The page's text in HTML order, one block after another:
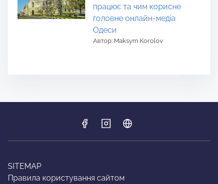
працює та чим корисне
головне онлайн-медіа
Одеси
Автор: Maksym Korolov
SITEMAP
Правила користування сайтом